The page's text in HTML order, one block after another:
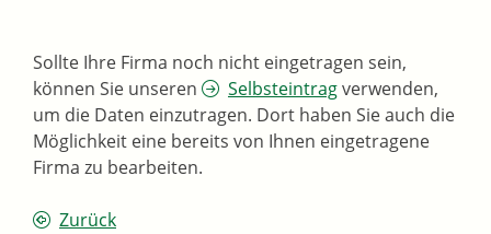
Sollte Ihre Firma noch nicht eingetragen sein,
können Sie unseren
Selbsteintragverwenden,
um die Daten einzutragen. Dort haben Sie auch die
Möglichkeit eine bereits von Ihnen eingetragene
Firma zu bearbeiten.
Zurück